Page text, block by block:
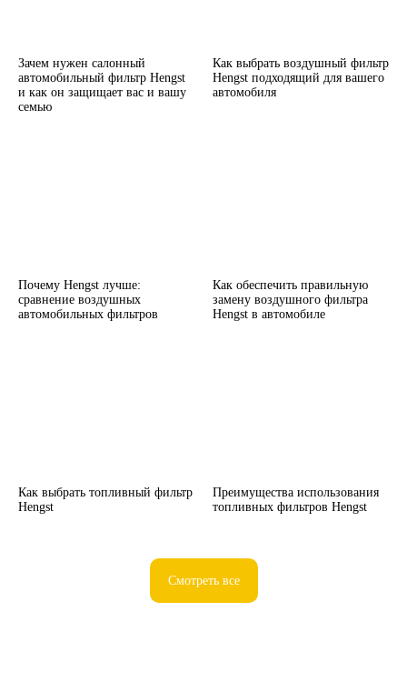
Зачем нужен салонный
автомобильный фильтр Hengst
и как он защищает вас и вашу
семью
Как выбрать воздушный фильтр
Hengst подходящий для вашего
автомобиля
Почему Hengst лучше:
сравнение воздушных
автомобильных фильтров
Как обеспечить правильную
замену воздушного фильтра
Hengst в автомобиле
Как выбрать топливный фильтр
Hengst
Преимущества использования
топливных фильтров Hengst
Смотреть все